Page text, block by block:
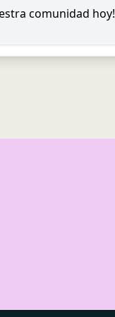
comunidad hoy!